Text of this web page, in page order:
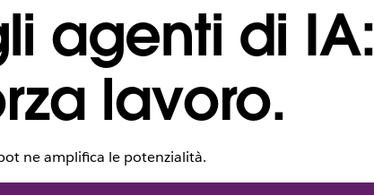
agenti di IA:
lavoro.
ne amplifica le potenzialità.